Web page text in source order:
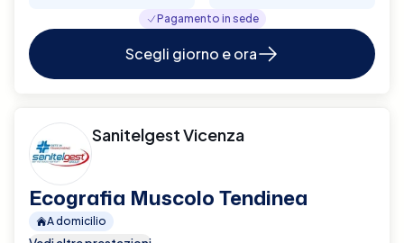
Pagamento in sede
Scegli giorno e ora
Sanitelgest Vicenza
Ecografia Muscolo Tendinea
A domicilio